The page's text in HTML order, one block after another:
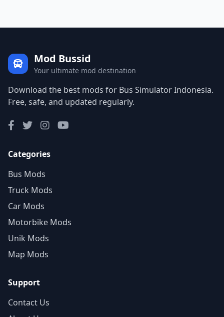
Mod Bussid
Your ultimate mod destination
Download the best mods for Bus Simulator Indonesia.
Free, safe, and updated regularly.
Categories
Bus Mods
Truck Mods
Car Mods
Motorbike Mods
Unik Mods
Map Mods
Support
Contact Us